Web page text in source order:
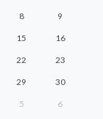
8 9
15 16
22 23
29 30
5 6